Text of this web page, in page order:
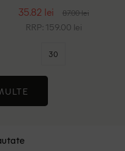
35.82 lei 87.00 lei
RRP: 159.00 lei
30